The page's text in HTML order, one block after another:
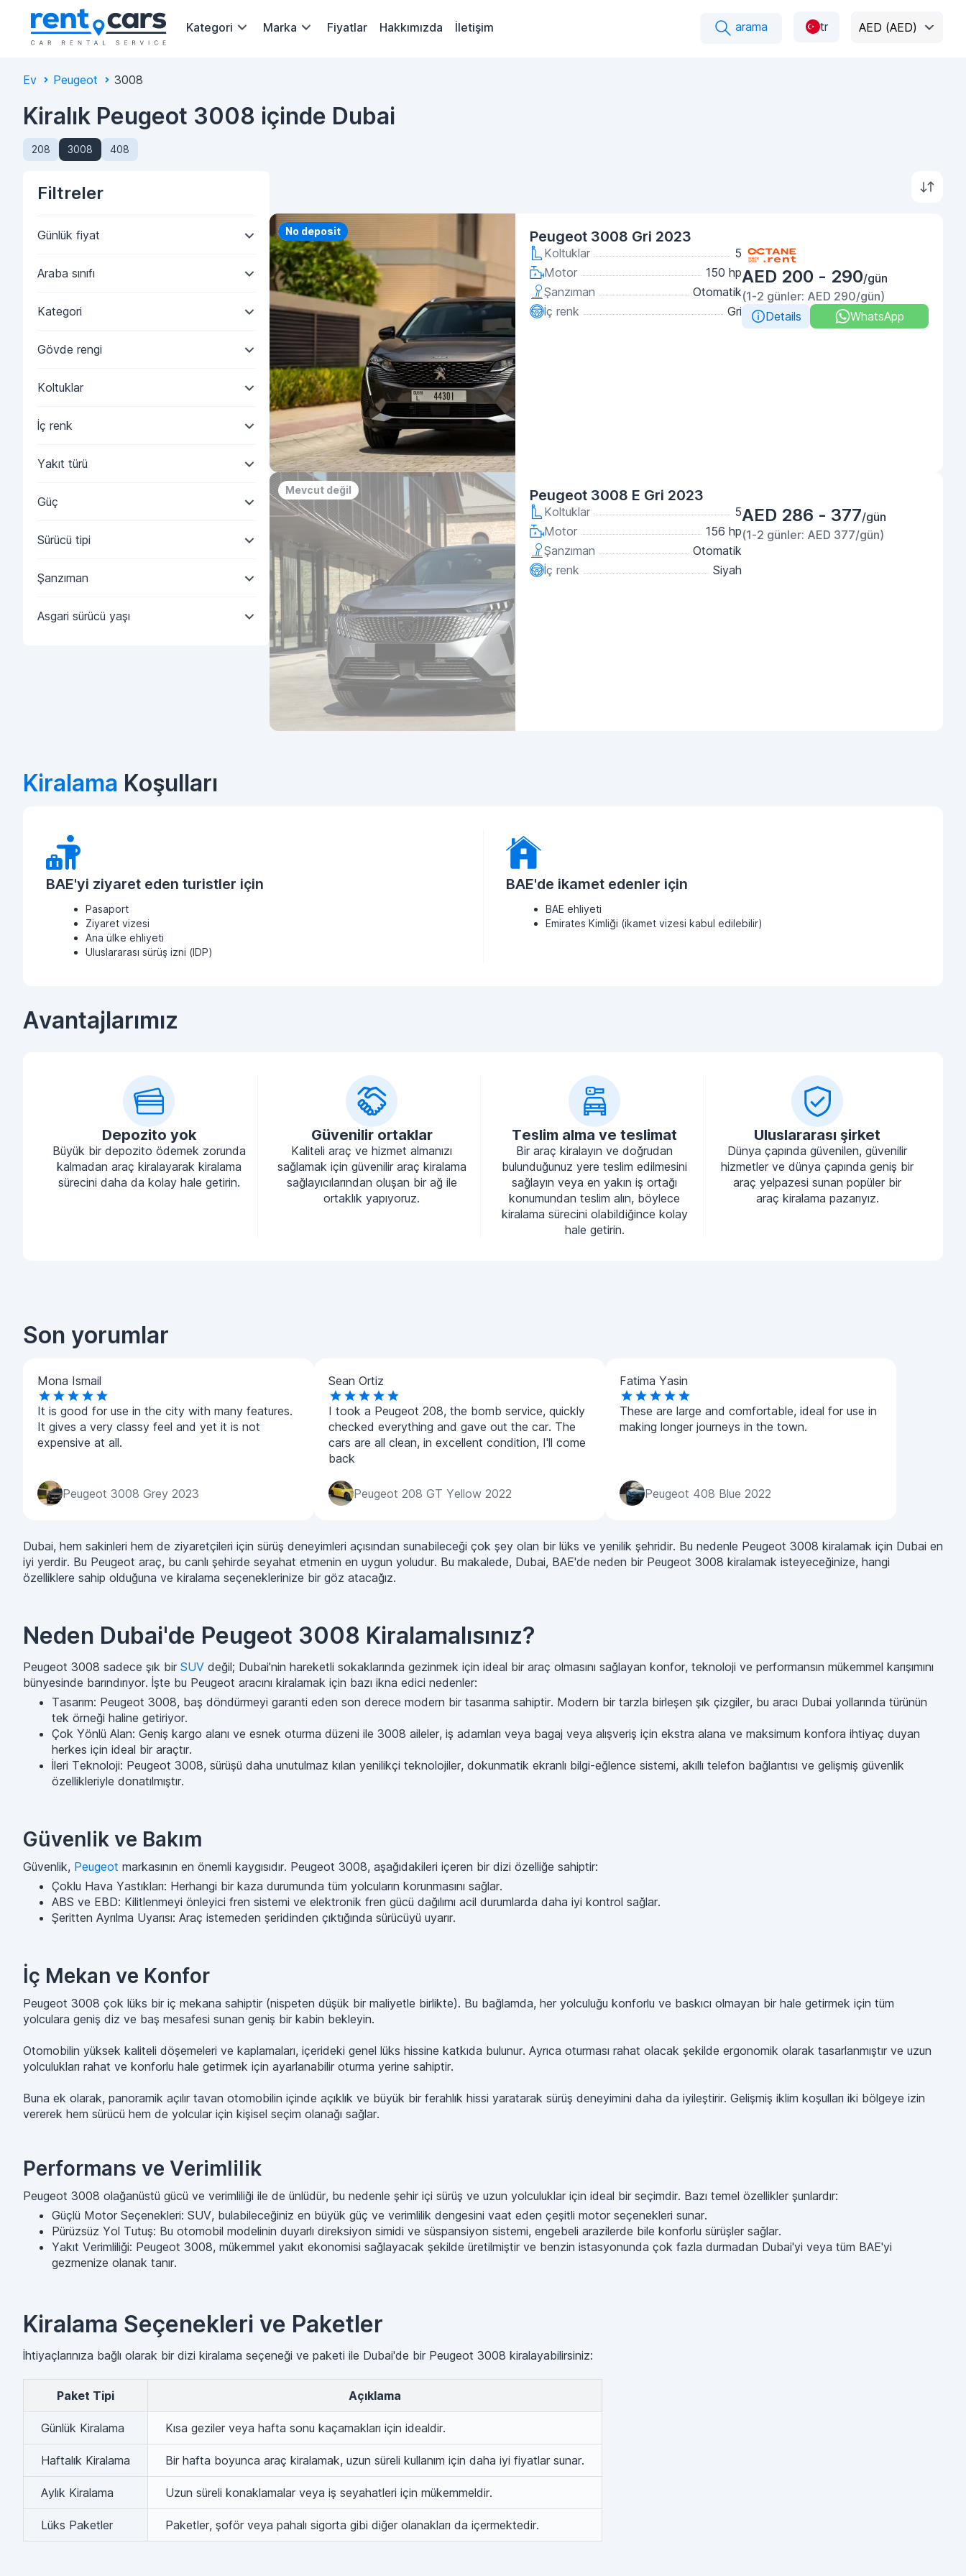
Kategori Marka Fiyatlar Hakkımızda İletişim arama tr AED (AED)
Ev Peugeot 3008
Kiralık Peugeot 3008 içinde Dubai
208 3008 408
Filtreler
Günlük fiyat
Araba sınıfı
Kategori
Gövde rengi
Koltuklar
İç renk
Yakıt türü
Güç
Sürücü tipi
Şanzıman
Asgari sürücü yaşı
Priority
No deposit Peugeot 3008 Gri 2023
Koltuklar
5
Motor
150 hp
Şanzıman
Otomatik
İç renk
Gri
AED 200 - 290/gün
(1-2 günler: AED 290/gün)
Details
WhatsApp
Mevcut değil Peugeot 3008 E Gri 2023
Koltuklar
5
Motor
156 hp
Şanzıman
Otomatik
İç renk
Siyah
AED 286 - 377/gün
(1-2 günler: AED 377/gün)
Kiralama Koşulları
BAE'yi ziyaret eden turistler için
Pasaport
Ziyaret vizesi
Ana ülke ehliyeti
Uluslararası sürüş izni (IDP)
BAE'de ikamet edenler için
BAE ehliyeti
Emirates Kimliği (ikamet vizesi kabul edilebilir)
Avantajlarımız
Depozito yok
Büyük bir depozito ödemek zorunda
kalmadan araç kiralayarak kiralama
sürecini daha da kolay hale getirin.
Güvenilir ortaklar
Kaliteli araç ve hizmet almanızı
sağlamak için güvenilir araç kiralama
sağlayıcılarından oluşan bir ağ ile
ortaklık yapıyoruz.
Teslim alma ve teslimat
Bir araç kiralayın ve doğrudan
bulunduğunuz yere teslim edilmesini
sağlayın veya en yakın iş ortağı
konumundan teslim alın, böylece
kiralama sürecini olabildiğince kolay
hale getirin.
Uluslararası şirket
Dünya çapında güvenilen, güvenilir
hizmetler ve dünya çapında geniş bir
araç yelpazesi sunan popüler bir
araç kiralama pazarıyız.
Son yorumlar
Mona Ismail
It is good for use in the city with many features.
It gives a very classy feel and yet it is not
expensive at all.
Peugeot 3008 Grey 2023
Sean Ortiz
I took a Peugeot 208, the bomb service, quickly
checked everything and gave out the car. The
cars are all clean, in excellent condition, I'll come
back
Peugeot 208 GT Yellow 2022
Fatima Yasin
These are large and comfortable, ideal for use in
making longer journeys in the town.
Peugeot 408 Blue 2022
Dubai, hem sakinleri hem de ziyaretçileri için sürüş deneyimleri açısından sunabileceği çok şey olan bir lüks ve yenilik şehridir. Bu nedenle Peugeot 3008 kiralamak için Dubai en
iyi yerdir. Bu Peugeot araç, bu canlı şehirde seyahat etmenin en uygun yoludur. Bu makalede, Dubai, BAE'de neden bir Peugeot 3008 kiralamak isteyeceğinize, hangi
özelliklere sahip olduğuna ve kiralama seçeneklerinize bir göz atacağız.
Neden Dubai'de Peugeot 3008 Kiralamalısınız?
Peugeot 3008 sadece şık bir SUV değil; Dubai'nin hareketli sokaklarında gezinmek için ideal bir araç olmasını sağlayan konfor, teknoloji ve performansın mükemmel karışımını
bünyesinde barındırıyor. İşte bu Peugeot aracını kiralamak için bazı ikna edici nedenler:
Tasarım: Peugeot 3008, baş döndürmeyi garanti eden son derece modern bir tasarıma sahiptir. Modern bir tarzla birleşen şık çizgiler, bu aracı Dubai yollarında türünün
tek örneği haline getiriyor.
Çok Yönlü Alan: Geniş kargo alanı ve esnek oturma düzeni ile 3008 aileler, iş adamları veya bagaj veya alışveriş için ekstra alana ve maksimum konfora ihtiyaç duyan
herkes için ideal bir araçtır.
İleri Teknoloji: Peugeot 3008, sürüşü daha unutulmaz kılan yenilikçi teknolojiler, dokunmatik ekranlı bilgi-eğlence sistemi, akıllı telefon bağlantısı ve gelişmiş güvenlik
özellikleriyle donatılmıştır.
Güvenlik ve Bakım
Güvenlik, Peugeot markasının en önemli kaygısıdır. Peugeot 3008, aşağıdakileri içeren bir dizi özelliğe sahiptir:
Çoklu Hava Yastıkları: Herhangi bir kaza durumunda tüm yolcuların korunmasını sağlar.
ABS ve EBD: Kilitlenmeyi önleyici fren sistemi ve elektronik fren gücü dağılımı acil durumlarda daha iyi kontrol sağlar.
Şeritten Ayrılma Uyarısı: Araç istemeden şeridinden çıktığında sürücüyü uyarır.
İç Mekan ve Konfor
Peugeot 3008 çok lüks bir iç mekana sahiptir (nispeten düşük bir maliyetle birlikte). Bu bağlamda, her yolculuğu konforlu ve baskıcı olmayan bir hale getirmek için tüm
yolculara geniş diz ve baş mesafesi sunan geniş bir kabin bekleyin.
Otomobilin yüksek kaliteli döşemeleri ve kaplamaları, içerideki genel lüks hissine katkıda bulunur. Ayrıca oturması rahat olacak şekilde ergonomik olarak tasarlanmıştır ve uzun
yolculukları rahat ve konforlu hale getirmek için ayarlanabilir oturma yerine sahiptir.
Buna ek olarak, panoramik açılır tavan otomobilin içinde açıklık ve büyük bir ferahlık hissi yaratarak sürüş deneyimini daha da iyileştirir. Gelişmiş iklim koşulları iki bölgeye izin
vererek hem sürücü hem de yolcular için kişisel seçim olanağı sağlar.
Performans ve Verimlilik
Peugeot 3008 olağanüstü gücü ve verimliliği ile de ünlüdür, bu nedenle şehir içi sürüş ve uzun yolculuklar için ideal bir seçimdir. Bazı temel özellikler şunlardır:
Güçlü Motor Seçenekleri: SUV, bulabileceğiniz en büyük güç ve verimlilik dengesini vaat eden çeşitli motor seçenekleri sunar.
Pürüzsüz Yol Tutuş: Bu otomobil modelinin duyarlı direksiyon simidi ve süspansiyon sistemi, engebeli arazilerde bile konforlu sürüşler sağlar.
Yakıt Verimliliği: Peugeot 3008, mükemmel yakıt ekonomisi sağlayacak şekilde üretilmiştir ve benzin istasyonunda çok fazla durmadan Dubai'yi veya tüm BAE'yi
gezmenize olanak tanır.
Kiralama Seçenekleri ve Paketler
İhtiyaçlarınıza bağlı olarak bir dizi kiralama seçeneği ve paketi ile Dubai'de bir Peugeot 3008 kiralayabilirsiniz:
Paket Tipi Açıklama
Günlük Kiralama Kısa geziler veya hafta sonu kaçamakları için idealdir.
Haftalık Kiralama Bir hafta boyunca araç kiralamak, uzun süreli kullanım için daha iyi fiyatlar sunar.
Aylık Kiralama Uzun süreli konaklamalar veya iş seyahatleri için mükemmeldir.
Lüks Paketler Paketler, şoför veya pahalı sigorta gibi diğer olanakları da içermektedir.